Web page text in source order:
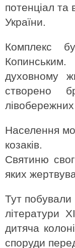
потенціал та
України.
Комплекс
духовному
створено
лівобережних
Населення
козаків.
Святиню
яких
Тут побували
літератури
дитяча
споруди